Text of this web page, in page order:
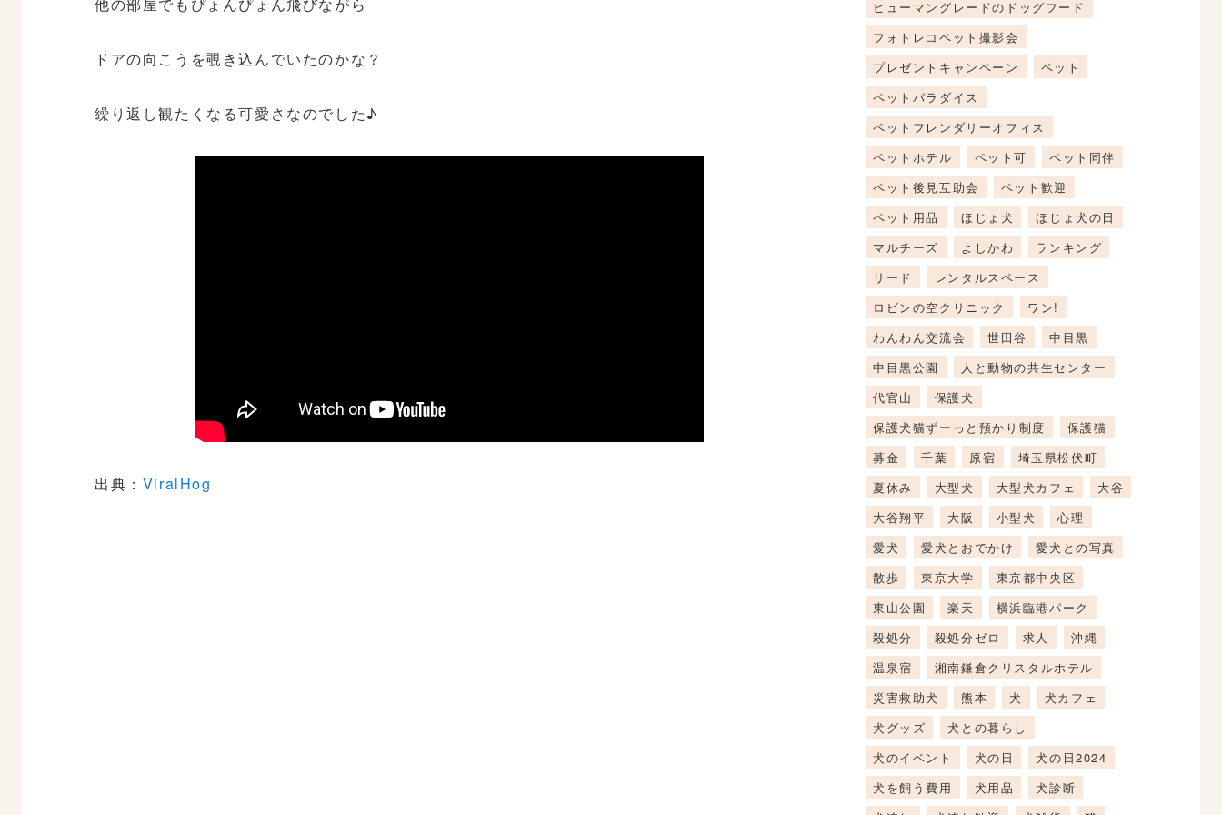
他の部屋でもぴょんぴょん飛びながら
ドアの向こうを覗き込んでいたのかな？
繰り返し観たくなる可愛さなのでした♪
出典： ViralHog
ヒューマングレードのドッグフード
フォトレコペット撮影会
プレゼントキャンペーン
ペット
ペットパラダイス
ペットフレンダリーオフィス
ペットホテル
ペット可
ペット同伴
ペット後見互助会
ペット歓迎
ペット用品
ほじょ犬
ほじょ犬の日
マルチーズ
よしかわ
ランキング
リード
レンタルスペース
ロビンの空クリニック
ワン!
わんわん交流会
世田谷
中目黒
中目黒公園
人と動物の共生センター
代官山
保護犬
保護犬猫ずーっと預かり制度
保護猫
募金
千葉 原宿
埼玉県松伏町
夏休み
大型犬 大型犬カフェ
大谷
大谷翔平
大阪 小型犬
心理
愛犬
愛犬とおでかけ
愛犬との写真
散歩
東京大学
東京都中央区
東山公園
楽天
横浜臨港パーク
殺処分
殺処分ゼロ 求人
沖縄
温泉宿
湘南鎌倉クリスタルホテル
災害救助犬
熊本 犬
犬カフェ
犬グッズ
犬との暮らし
犬のイベント
犬の日
犬の日2024
犬を飼う費用
犬用品
犬診断